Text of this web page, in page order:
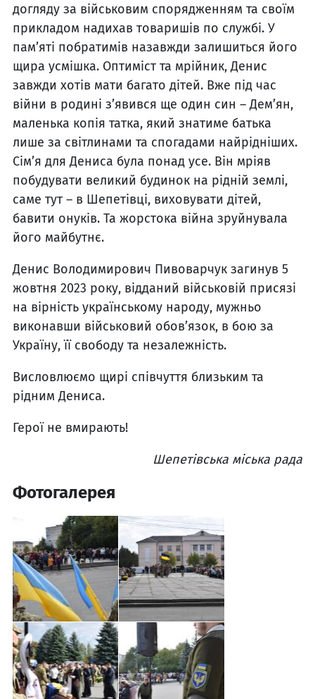
догляду за військовим спорядженням та своїм
прикладом надихав товаришів по службі. У
пам’яті побратимів назавжди залишиться його
щира усмішка. Оптиміст та мрійник, Денис
завжди хотів мати багато дітей. Вже під час
війни в родині з’явився ще один син – Дем’ян,
маленька копія татка, який знатиме батька
лише за світлинами та спогадами найрідніших.
Сім’я для Дениса була понад усе. Він мріяв
побудувати великий будинок на рідній землі,
саме тут – в Шепетівці, виховувати дітей,
бавити онуків. Та жорстока війна зруйнувала
його майбутнє.
Денис Володимирович Пивоварчук загинув 5
жовтня 2023 року, відданий військовій присязі
на вірність українському народу, мужньо
виконавши військовий обов’язок, в бою за
Україну, її свободу та незалежність.
Висловлюємо щирі співчуття близьким та
рідним Дениса.
Герої не вмирають!
Шепетівська міська рада
Фотогалерея